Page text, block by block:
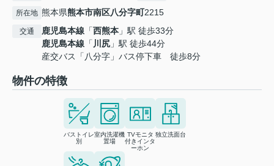
所在地 熊本県熊本市南区八分字町2215
交通 鹿児島本線 「西熊本 」駅 徒歩33分
鹿児島本線 「 川尻 」駅 徒歩44分
産交バス「八分字」バス停下車 徒歩8分
物件の特徴
バストイレ
別
室内洗濯機
置場
TVモニタ
付きインタ
ーホン
独立洗面台